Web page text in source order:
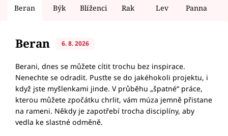
Beran Býk Blíženci Rak Lev Panna
Beran 6. 8. 2026
Berani, dnes se můžete cítit trochu bez inspirace.
Nenechte se odradit. Pusťte se do jakéhokoli projektu, i
když jste myšlenkami jinde. V průběhu „špatné“ práce,
kterou můžete zpočátku chrlit, vám múza jemně přistane
na rameni. Někdy je zapotřebí trocha disciplíny, aby
vedla ke slastné odměně.